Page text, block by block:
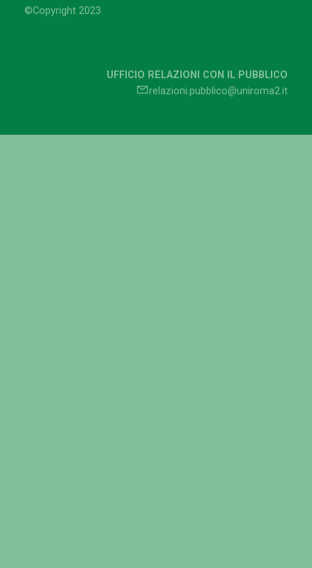
©Copyright 2023
UFFICIO RELAZIONI CON IL PUBBLICO
relazioni.pubblico@uniroma2.it